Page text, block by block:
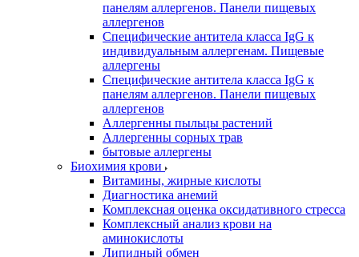
панелям аллергенов. Панели пищевых
аллергенов
Специфические антитела класса IgG к
индивидуальным аллергенам. Пищевые
аллергены
Специфические антитела класса IgG к
панелям аллергенов. Панели пищевых
аллергенов
Аллергенны пыльцы растений
Аллергенны сорных трав
бытовые аллергены
Биохимия крови
Витамины, жирные кислоты
Диагностика анемий
Комплексная оценка оксидативного стресса
Комплексный анализ крови на
аминокислоты
Липидный обмен